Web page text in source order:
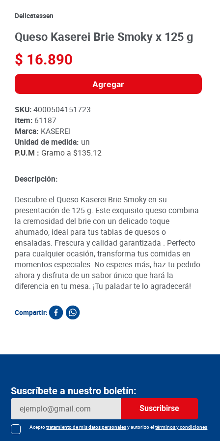
9.
queso
10. papa
Delicatessen
Queso Kaserei Brie Smoky x 125 g
$ 16.890
Agregar
SKU:4000504151723
Item: 61187
Marca: KASEREI
Unidad de medida: un
P.U.M : Gramo a $135.12
Descripción:
Descubre el Queso Kaserei Brie Smoky en su
presentación de 125 g. Este exquisito queso combina
la cremosidad del brie con un delicado toque
ahumado, ideal para tus tablas de quesos o
ensaladas. Frescura y calidad garantizada . Perfecto
para cualquier ocasión, transforma tus comidas en
momentos especiales. No esperes más, haz tu pedido
ahora y disfruta de un sabor único que hará la
diferencia en tu mesa. ¡Tu paladar te lo agradecerá!
Compartir:
Suscríbete a nuestro boletín:
Suscribirse
Aceptotratamiento de mis datos personalesy autorizo eltérminos y condiciones